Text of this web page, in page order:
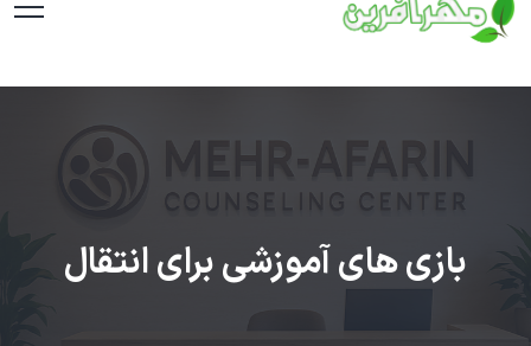
بازی های آموزشی برای انتقال